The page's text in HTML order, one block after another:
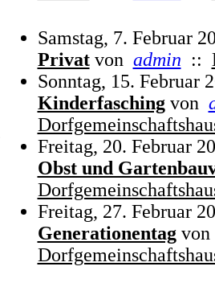
Samstag, 7. Februar
Privatvon admin ::
Sonntag, 15. Februar
Kinderfaschingvon
Freitag, 20. Februar
Obst und
Freitag, 27. Februar
Generationentagvon